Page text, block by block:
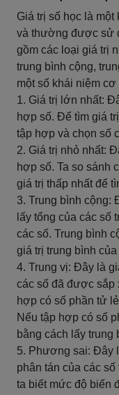
Giá trị số học là
và thường được sử
gồm các loại giá trị
trung bình cộng,
một số khái niệm
1. Giá trị lớn nhất:
hợp số. Để tìm giá
tập hợp và chọn số
2. Giá trị nhỏ nhất:
hợp số. Ta so sánh
giá trị thấp nhất để
3. Trung bình cộng:
lấy tổng của các số
các số. Trung bình
giá trị trung bình
4. Trung vị: Đây là
các số đã được sắp
hợp có số phần tử
Nếu tập hợp có số
bằng cách lấy
5. Phương sai: Đây
phân tán của các
ta biết mức độ biến